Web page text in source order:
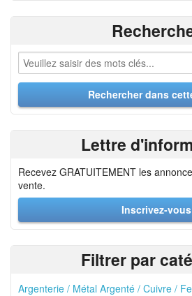
Lettre
Recevez GRATUITEMENT les
vente.
Inscrivez-vous
Filtrer par
Argenterie / Métal Argenté / Cuivre /